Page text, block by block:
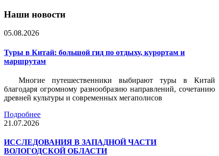
Наши новости
05.08.2026
Туры в Китай: большой гид по отдыху, курортам и
маршрутам
Многие путешественники выбирают туры в Китай
благодаря огромному разнообразию направлений, сочетанию
древней культуры и современных мегаполисов
Подробнее
21.07.2026
ИССЛЕДОВАНИЯ В ЗАПАДНОЙ ЧАСТИ
ВОЛОГОДСКОЙ ОБЛАСТИ